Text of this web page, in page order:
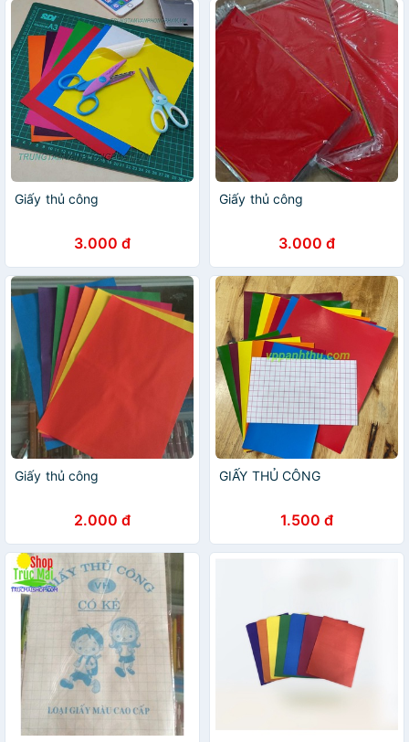
Giấy thủ công
3.000 đ
Giấy thủ công
3.000 đ
Giấy thủ công
2.000 đ
GIẤY THỦ CÔNG
1.500 đ